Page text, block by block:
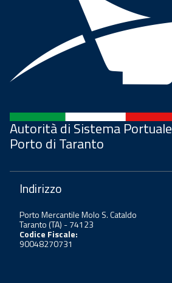
Autorità di Sistema
Porto di Taranto
Indirizzo
Porto Mercantile Molo S. Cataldo
Taranto (TA) - 74123
Codice Fiscale:
90048270731